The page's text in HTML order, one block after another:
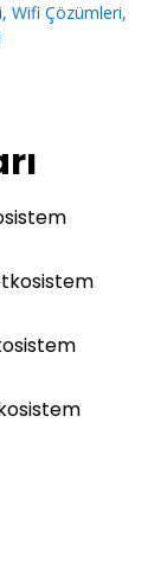
, Wifi Çözümleri,